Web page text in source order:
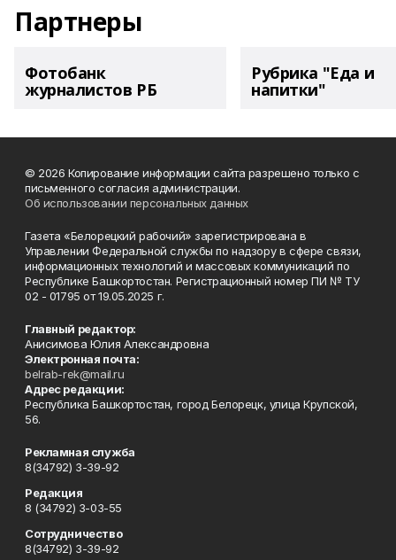
Партнеры
Фотобанк
журналистов РБ
Рубрика "Еда и
напитки"
© 2026 Копирование информации сайта разрешено только с
письменного согласия администрации.
Об использовании персональных данных
Газета «Белорецкий рабочий» зарегистрирована в
Управлении Федеральной службы по надзору в сфере связи,
информационных технологий и массовых коммуникаций по
Республике Башкортостан. Регистрационный номер ПИ № ТУ
02 - 01795 от 19.05.2025 г.
Главный редактор:
Анисимова Юлия Александровна
Электронная почта:
belrab-rek@mail.ru
Адрес редакции:
Республика Башкортостан, город Белорецк, улица Крупской,
56.
Рекламная служба
8(34792) 3-39-92
Редакция
8 (34792) 3-03-55
Сотрудничество
8(34792) 3-39-92